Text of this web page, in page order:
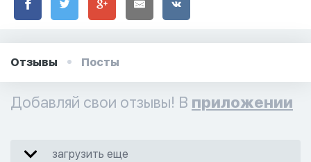
Отзывы Посты
Добавляй свои отзывы! В приложении
загрузить еще